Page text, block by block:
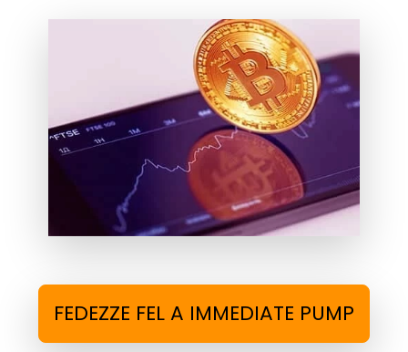
FEDEZZE FEL A IMMEDIATE PUMP